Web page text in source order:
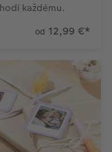
každému.
od 12,99 €*